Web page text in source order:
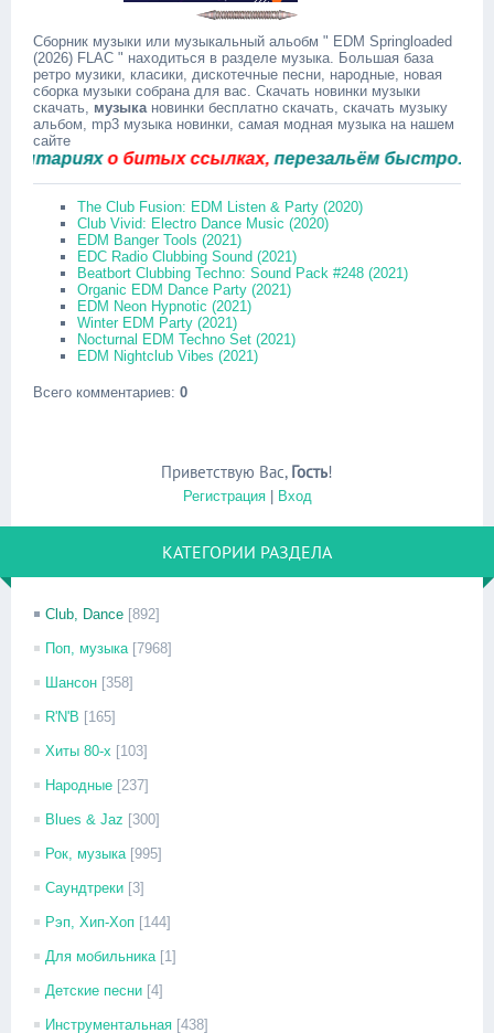
Сборник музыки или музыкальный альобм " EDM Springloaded
(2026) FLAC " находиться в разделе музыка. Большая база
ретро музики, класики, дискотечные песни, народные, новая
сборка музыки собрана для вас. Скачать новинки музыки
скачать, музыкановинки бесплатно скачать, скачать музыку
альбом, mp3 музыка новинки, самая модная музыка на нашем
сайте
о битых ссылках,перезальём быстро.
The Club Fusion: EDM Listen & Party (2020)
Club Vivid: Electro Dance Music (2020)
EDM Banger Tools (2021)
EDC Radio Clubbing Sound (2021)
Beatbort Clubbing Techno: Sound Pack #248 (2021)
Organic EDM Dance Party (2021)
EDM Neon Hypnotic (2021)
Winter EDM Party (2021)
Nocturnal EDM Techno Set (2021)
EDM Nightclub Vibes (2021)
Всего комментариев: 0
Приветствую Вас, Гость!
Регистрация| Вход
КАТЕГОРИИ РАЗДЕЛА
Club, Dance [892]
Поп, музыка [7968]
Шансон [358]
R'N'B [165]
Хиты 80-х [103]
Народные [237]
Blues & Jaz [300]
Рок, музыка [995]
Саундтреки [3]
Рэп, Хип-Хоп [144]
Для мобильника [1]
Детские песни [4]
Инструментальная [438]